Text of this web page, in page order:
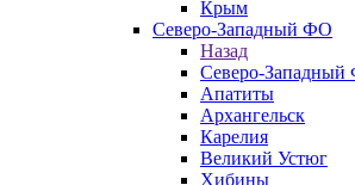
Крым
Северо-Западный ФО
Назад
Северо-
Апатиты
Архангельск
Карелия
Великий Устюг
Хибины